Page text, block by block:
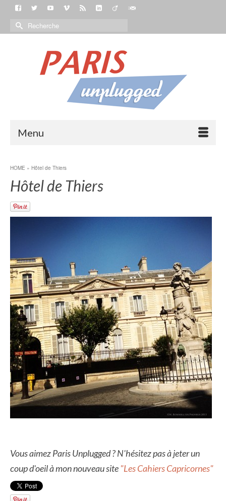
Menu
HOME » Hôtel de Thiers
Hôtel de Thiers
Vous aimez Paris Unplugged ? N'hésitez pas à jeter un
coup d'oeil à mon nouveau site "Les Cahiers Capricornes"